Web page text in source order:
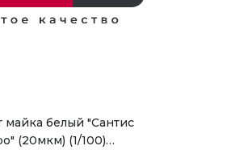
майка белый "Сантис
(20мкм) (1/100)…